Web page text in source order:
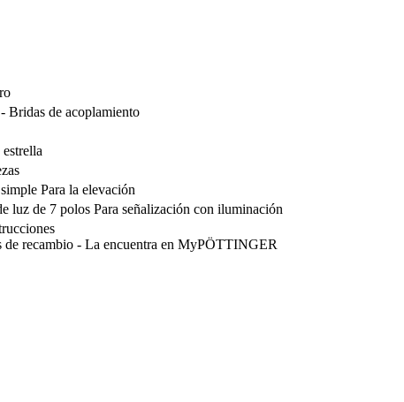
Bridas de acoplamiento
Para la elevación
luz de 7 polos Para señalización con iluminación
de recambio - La encuentra en MyPÖTTINGER